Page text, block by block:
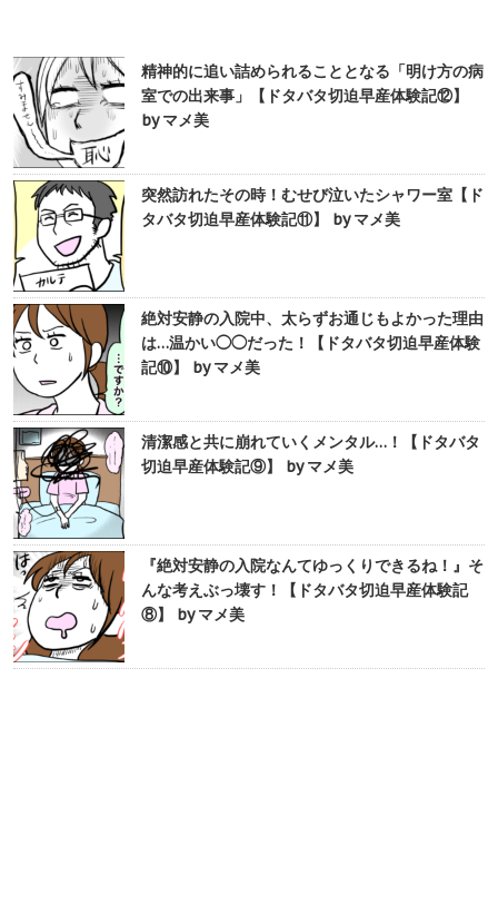
精神的に追い詰められることとなる「明け方の病
室での出来事」【ドタバタ切迫早産体験記⑫】
by マメ美
突然訪れたその時！むせび泣いたシャワー室【ド
タバタ切迫早産体験記⑪】 by マメ美
絶対安静の入院中、太らずお通じもよかった理由
は…温かい◯◯だった！【ドタバタ切迫早産体験
記⑩】 by マメ美
清潔感と共に崩れていくメンタル…！【ドタバタ
切迫早産体験記⑨】 by マメ美
『絶対安静の入院なんてゆっくりできるね！』そ
んな考えぶっ壊す！【ドタバタ切迫早産体験記
⑧】 by マメ美